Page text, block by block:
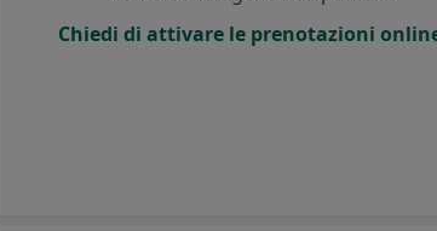
Chiedi di attivare le prenotazioni